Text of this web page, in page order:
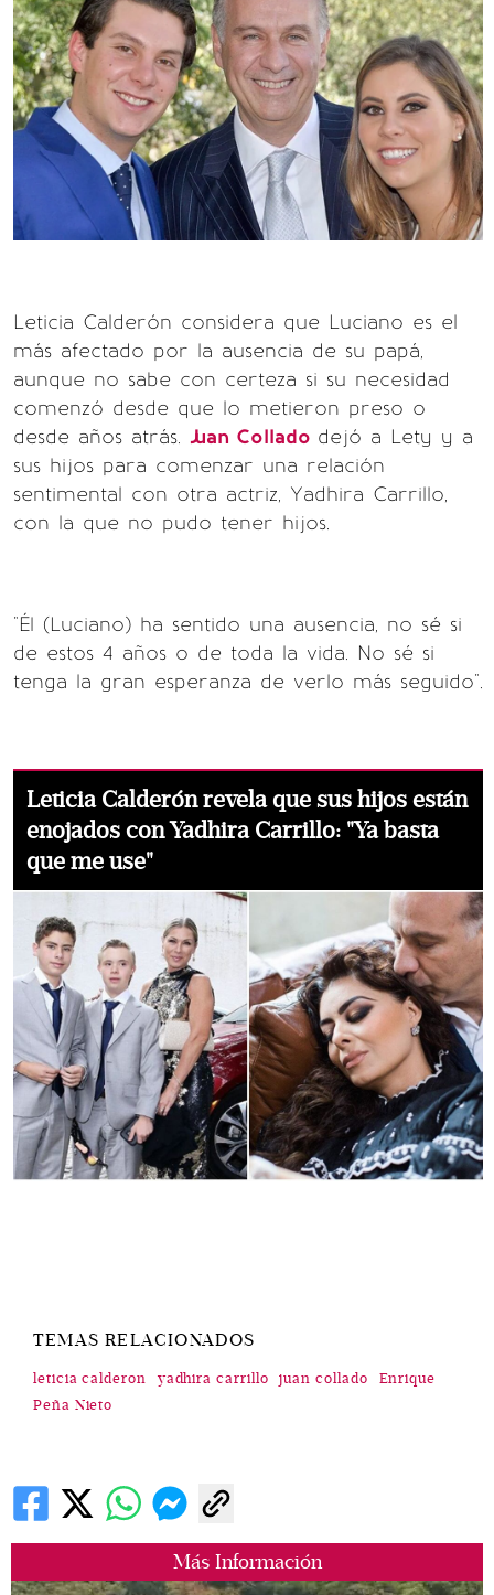
Más Información
Leticia Calderón considera que Luciano es el
más afectado por la ausencia de su papá,
aunque no sabe con certeza si su necesidad
comenzó desde que lo metieron preso o
desde años atrás. Juan Collado dejó a Lety y a
sus hijos para comenzar una relación
sentimental con otra actriz, Yadhira Carrillo,
con la que no pudo tener hijos.
"Él (Luciano) ha sentido una ausencia, no sé si
de estos 4 años o de toda la vida. No sé si
tenga la gran esperanza de verlo más seguido".
Leticia Calderón revela que sus hijos están
enojados con Yadhira Carrillo: "Ya basta
que me use"
TEMAS RELACIONADOS
leticia calderon yadhira carrillo juan collado
Enrique
Peña Nieto